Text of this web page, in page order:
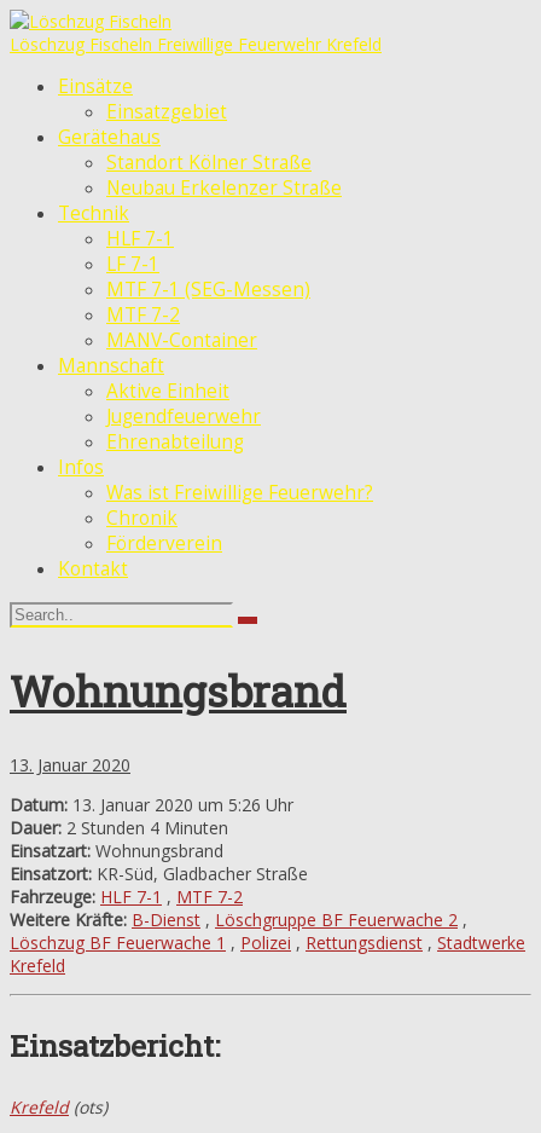
Löschzug Fischeln Freiwillige Feuerwehr Krefeld
Einsätze
Einsatzgebiet
Gerätehaus
Standort Kölner Straße
Neubau Erkelenzer Straße
Technik
HLF 7-1
LF 7-1
MTF 7-1 (SEG-Messen)
MTF 7-2
MANV-Container
Mannschaft
Aktive Einheit
Jugendfeuerwehr
Ehrenabteilung
Infos
Was ist Freiwillige Feuerwehr?
Chronik
Förderverein
Kontakt
Wohnungsbrand
13. Januar 2020
Datum: 13. Januar 2020 um 5:26 Uhr
Dauer: 2 Stunden 4 Minuten
Einsatzart: Wohnungsbrand
Einsatzort: KR-Süd, Gladbacher Straße
Fahrzeuge: HLF 7-1 , MTF 7-2
Weitere Kräfte: B-Dienst , Löschgruppe BF Feuerwache 2 ,
Löschzug BF Feuerwache 1 , Polizei , Rettungsdienst , Stadtwerke
Krefeld
Einsatzbericht:
Krefeld(ots)